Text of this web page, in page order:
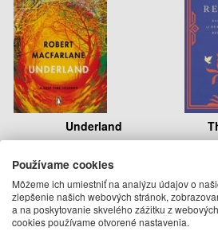
Underland
Robert Macfarlane
16.95 €
Na objednávku
Používame cookies
Môžeme ich umiestniť na analýzu údajov o
zlepšenie našich webových stránok,
a na poskytovanie skvelého zážitku z
cookies používame otvorené nastavenia.